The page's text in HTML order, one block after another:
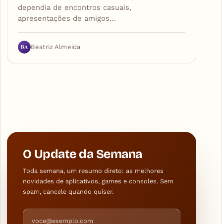
dependia de encontros casuais,
apresentações de amigos…
BA Beatriz Almeida
O Update da Semana
Toda semana, um resumo direto: as melhores
novidades de aplicativos, games e consoles. Sem
spam, cancele quando quiser.
Endereço de e-mail